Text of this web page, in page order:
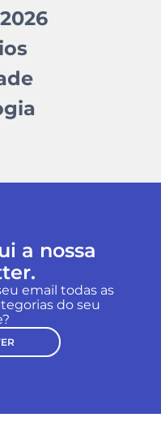
a nossa
email todas as
do seu